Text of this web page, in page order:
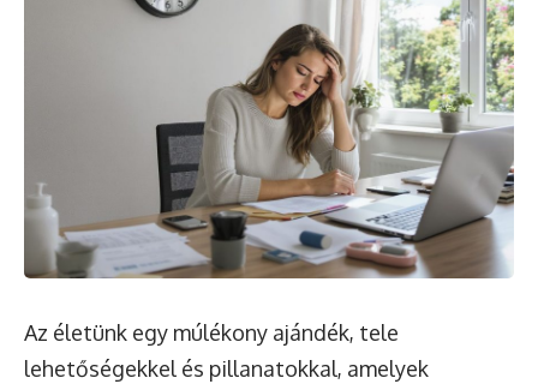
Az életünk egy múlékony ajándék, tele
lehetőségekkel és pillanatokkal, amelyek